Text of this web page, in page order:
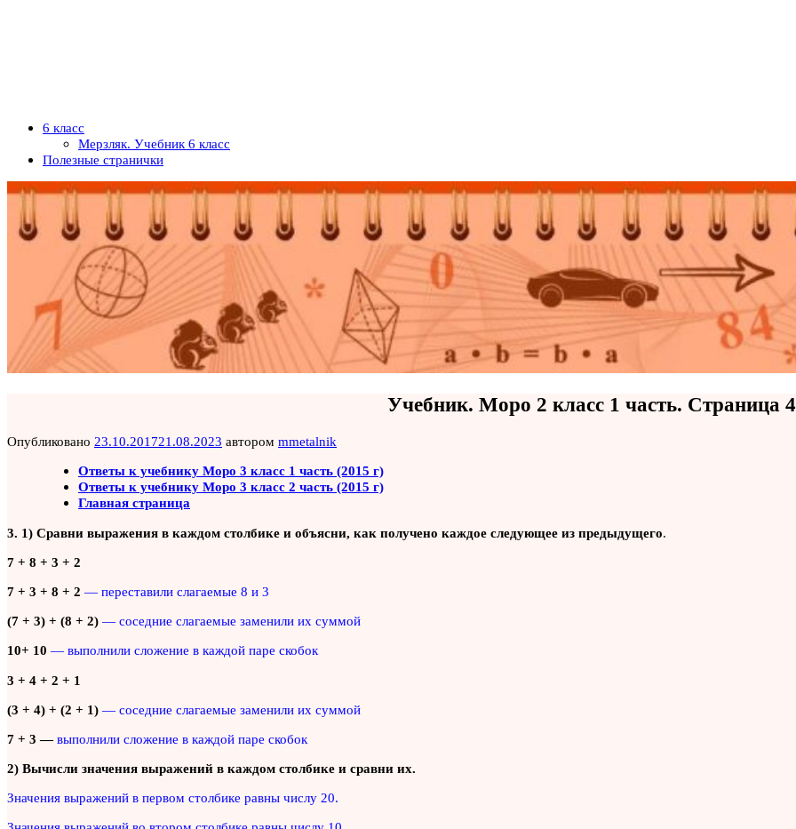
6 класс
Мерзляк. Учебник 6 класс
Полезные странички
Учебник. Моро 2 класс 1 часть. Страница
Опубликовано 23.10.201721.08.2023 автором mmetalnik
Ответы к учебнику Моро 3 класс 1 часть (2015 г)
Ответы к учебнику Моро 3 класс 2 часть (2015 г)
Главная страница
3. 1) Сравни выражения в каждом столбике и объясни, как получено каждое следующее из предыдущего.
7 + 8 + 3 + 2
7 + 3 + 8 + 2 — переставили слагаемые 8 и 3
(7 + 3) + (8 + 2) — соседние слагаемые заменили их суммой
10+ 10 — выполнили сложение в каждой паре скобок
3 + 4 + 2 + 1
(3 + 4) + (2 + 1) — соседние слагаемые заменили их суммой
7 + 3 —выполнили сложение в каждой паре скобок
2) Вычисли значения выражений в каждом столбике и сравни их.
Значения выражений в первом столбике равны числу 20.